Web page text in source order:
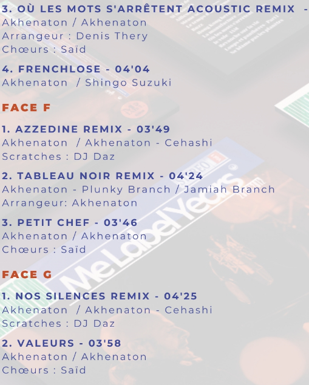
prochaine commande.